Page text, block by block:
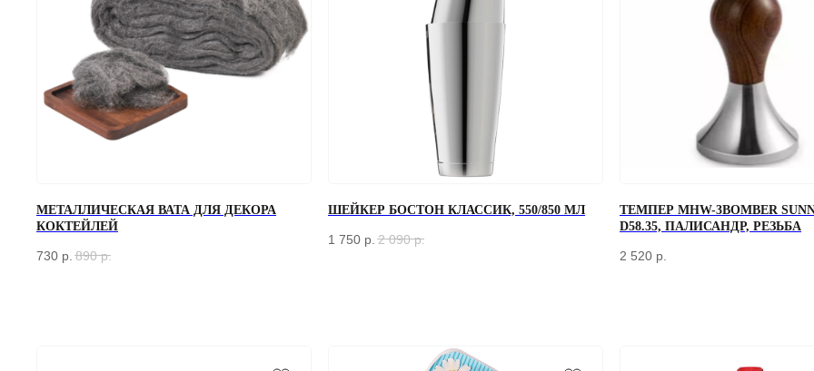
МЕТАЛЛИЧЕСКАЯ ВАТА ДЛЯ ДЕКОРА
КОКТЕЙЛЕЙ
730 р. 890 р.
ШЕЙКЕР БОСТОН КЛАССИК, 550/850 МЛ
1 750 р. 2 090 р.
ТЕМПЕР MHW-3BOMBER
D58.35, ПАЛИСАНДР, РЕЗЬБА
2 520 р.